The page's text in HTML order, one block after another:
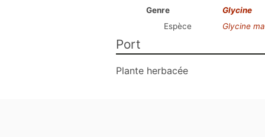
Genre
Glycine
Espèce
Glycine
Port
Plante herbacée